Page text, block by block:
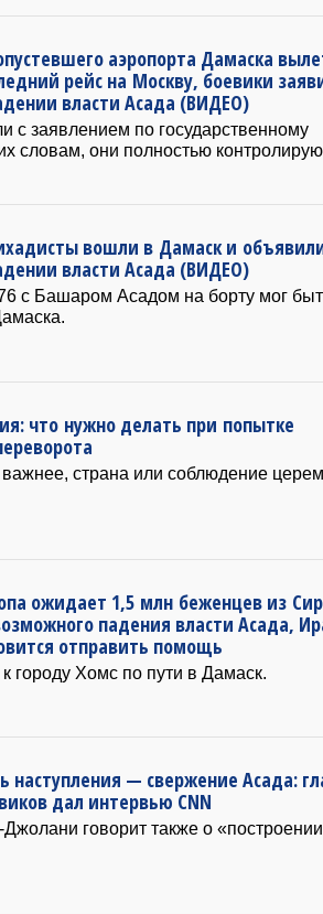
аэропорта Дамаска
рейс на Москву, боевики
власти Асада (ВИДЕО)
с заявлением по государственному
словам, они полностью
вошли в Дамаск и
власти Асада (ВИДЕО)
с Башаром Асадом на борту мог
что нужно делать при попытке
страна или соблюдение
ожидает 1,5 млн беженцев из
падения власти Асада,
отправить помощь
городу Хомс по пути в Дамаск.
наступления — свержение Асада:
дал интервью CNN
говорит также о